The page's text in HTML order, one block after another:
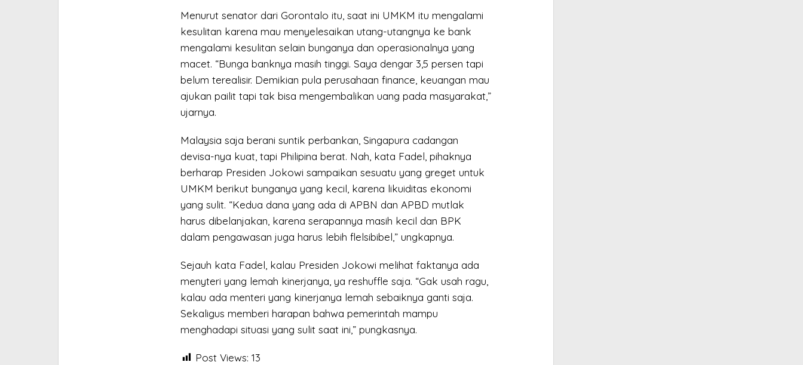
Menurut senator dari Gorontalo itu, saat ini UMKM itu mengalami
kesulitan karena mau menyelesaikan utang-utangnya ke bank
mengalami kesulitan selain bunganya dan operasionalnya yang
macet. “Bunga banknya masih tinggi. Saya dengar 3,5 persen tapi
belum terealisir. Demikian pula perusahaan finance, keuangan mau
ajukan pailit tapi tak bisa mengembalikan uang pada masyarakat,”
ujarnya.
Malaysia saja berani suntik perbankan, Singapura cadangan
devisa-nya kuat, tapi Philipina berat. Nah, kata Fadel, pihaknya
berharap Presiden Jokowi sampaikan sesuatu yang greget untuk
UMKM berikut bunganya yang kecil, karena likuiditas ekonomi
yang sulit. “Kedua dana yang ada di APBN dan APBD mutlak
harus dibelanjakan, karena serapannya masih kecil dan BPK
dalam pengawasan juga harus lebih flelsibibel,” ungkapnya.
Sejauh kata Fadel, kalau Presiden Jokowi melihat faktanya ada
menyteri yang lemah kinerjanya, ya reshuffle saja. “Gak usah ragu,
kalau ada menteri yang kinerjanya lemah sebaiknya ganti saja.
Sekaligus memberi harapan bahwa pemerintah mampu
menghadapi situasi yang sulit saat ini,” pungkasnya.
Post Views: 13